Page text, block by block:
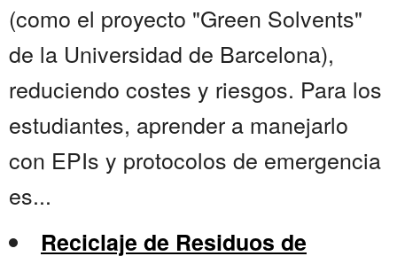
(como el proyecto "Green Solvents"
de la Universidad de Barcelona),
reduciendo costes y riesgos. Para los
estudiantes, aprender a manejarlo
con EPIs y protocolos de emergencia
es...
Reciclaje de Residuos de